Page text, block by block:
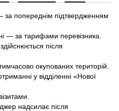
попереднім підтвердженням
за тарифами перевізника.
після
окупованих територій.
у відділенні «Нової
надсилає після